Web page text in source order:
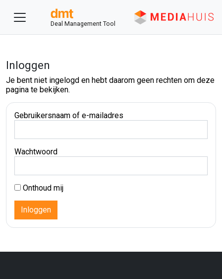
Deal Management Tool
Inloggen
Je bent niet ingelogd en hebt daarom geen rechten om deze
pagina te bekijken.
Gebruikersnaam of e-mailadres
Wachtwoord
Onthoud mij